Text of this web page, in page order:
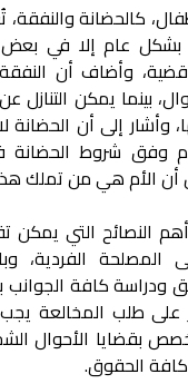
كالحضانة
بشكل عام إلا في بعض
وأضاف أن
بينما يمكن التنازل
وأشار إلى أن الحضانة
وفق شروط الحضانة
أن الأم هي من تملك
النصائح التي يمكن
الفردية،
ودراسة كافة
على طلب المخالعة
بقضايا الأحوال
الحقوق.